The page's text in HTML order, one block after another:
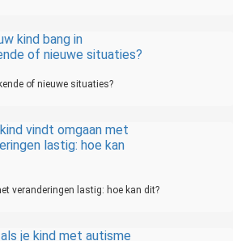
of nieuwe situaties?
veranderingen lastig: hoe kan dit?